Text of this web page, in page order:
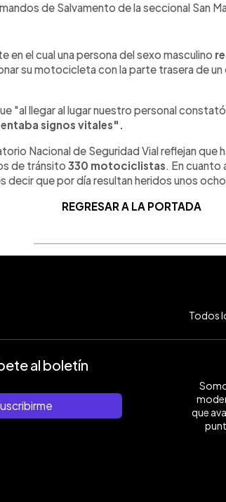
de Salvamento de la seccional San
en el cual una persona del sexo masculino
su motocicleta con la parte trasera de
"al llegar al lugar nuestro personal
signos vitales".
Nacional de Seguridad Vial reflejan que
de tránsito 330 motociclistas. En cuanto
decir que por día resultan heridos unos
REGRESAR A LA PORTADA
Todos
al boletín
que